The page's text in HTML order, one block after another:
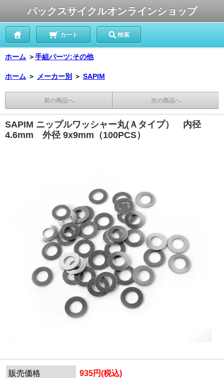
パックスサイクルオンラインショップ
カート 検索
ホーム ＞手組パーツ:その他
ホーム ＞ メーカー別 ＞ SAPIM
前の商品へ 次の商品へ
SAPIM ニップルワッシャー丸(Ａタイプ） 内径
4.6mm 外径 9x9mm（100PCS）
販売価格 935円(税込)